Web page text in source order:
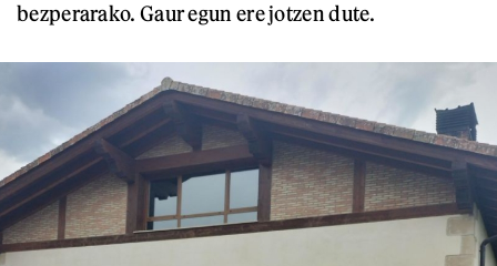
bezperarako. Gaur egun ere jotzen dute.